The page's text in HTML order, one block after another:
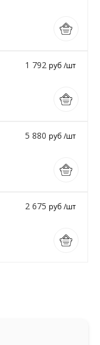
1 792 руб /шт
5 880 руб /шт
2 675 руб /шт